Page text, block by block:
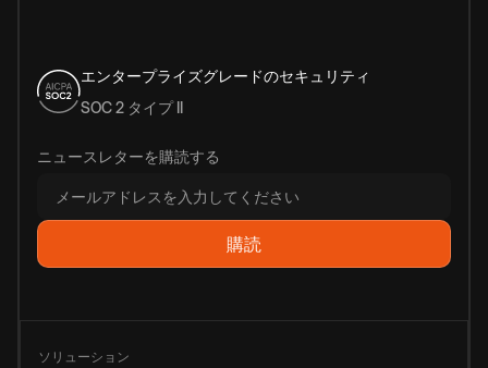
エンタープライズグレードのセキュリティ
SOC 2 タイプ II
ニュースレターを購読する
ソリューション